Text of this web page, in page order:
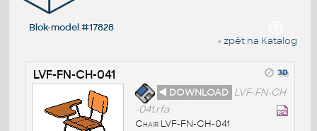
Blok-model #17828
« zpět na Katalog
LVF-FN-CH-041
◄ DOWNLOAD LVF-FN-CH
-041.rfa
Chair LVF-FN-CH-041